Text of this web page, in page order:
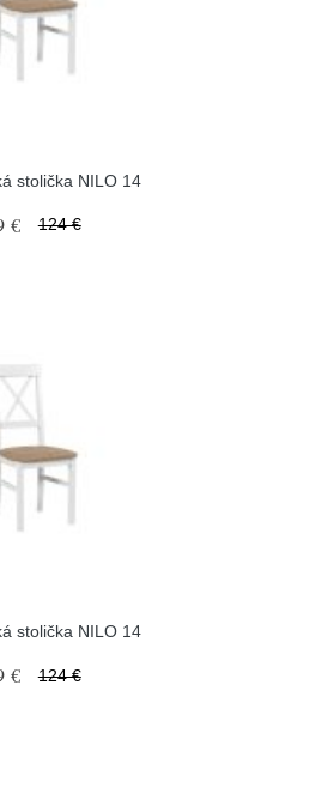
stolička NILO 14
€ 124 €
stolička NILO 14
€ 124 €